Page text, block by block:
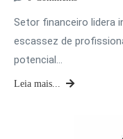
Setor financeiro lidera
escassez de
potencial…
Leia mais...